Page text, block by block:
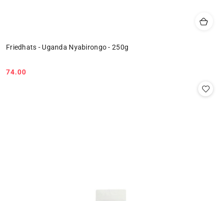
Friedhats - Uganda Nyabirongo - 250g
Cena:
74.00